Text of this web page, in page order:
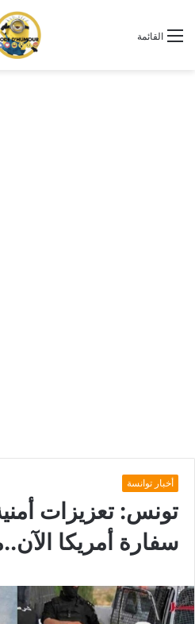
القائمة
أخبار توانسة
تونس: تعزيزات
سفارة أمريكا